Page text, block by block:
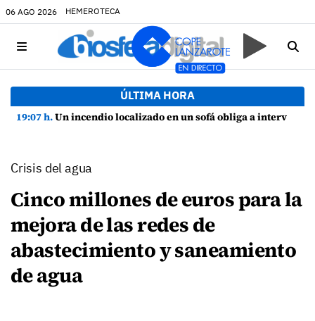
06 AGO 2026 HEMEROTECA
ÚLTIMA HORA
19:07 h.Un incendio localizado en un sofá obliga a intervenir en una vivienda de Playa Honda
Crisis del agua
Cinco millones de euros para la
mejora de las redes de
abastecimiento y saneamiento
de agua